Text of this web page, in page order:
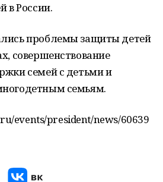
в России.
проблемы защиты детей
совершенствование
семей с детьми и
семьям.
events/president/news/60639